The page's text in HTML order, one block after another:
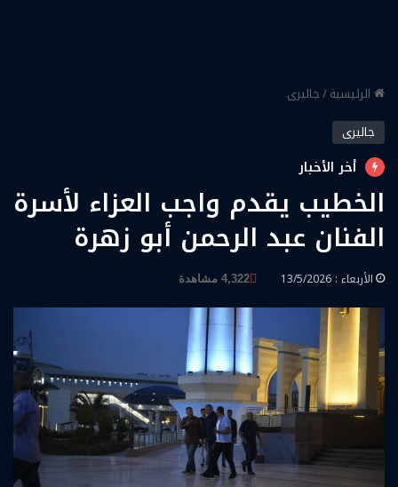
الرئيسية/جاليرى
جاليرى
أخر الأخبار
الخطيب يقدم واجب العزاء لأسرة
الفنان عبد الرحمن أبو زهرة
الأربعاء : 13/5/2026 4,322 مشاهدة